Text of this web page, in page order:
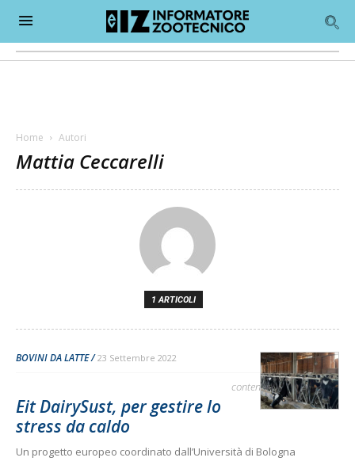
Home Autori
Mattia Ceccarelli
1 ARTICOLI
BOVINI DA LATTE 23 Settembre 2022
contenuto sponsorizzato
Eit DairySust, per gestire lo
stress da caldo
Un progetto europeo coordinato dall’Università di Bologna